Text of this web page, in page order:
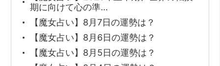
期に向けて心の準…
【魔女占い】8月7日の運勢は？
【魔女占い】8月6日の運勢は？
【魔女占い】8月5日の運勢は？